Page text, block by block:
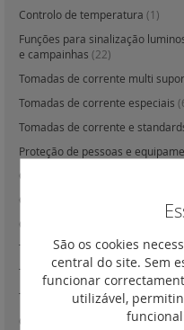
Controlo de temperatura (1)
Funções para sinalização
e campainhas (22)
Tomadas de corrente multi
Tomadas de corrente especiais
Tomadas de corrente e
Proteção de pessoas e
Caixa de derivação e saída de
Carregadores de indução
Carregadores USB
Tomadas RJ45 (40)
Tomadas telefónicas (para
Tomadas televisão(13)
Outras tomadas informáticas(9)
São os cookies
central do site. Sem
funcionar
utilizável,